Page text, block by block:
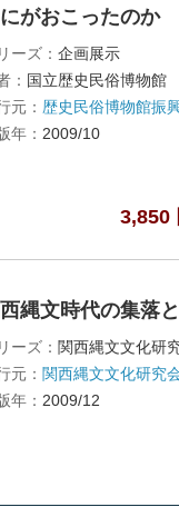
がおこったのか
ーズ： 企画展示
： 国立歴史民俗博物
元： 歴史民俗博物館振
年： 2009/10
3,850
縄文時代の集落
ーズ：
元： 関西縄文文化研究
年： 2009/12